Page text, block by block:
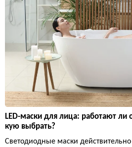
LED-маски для лица: работают ли
кую выбрать?
Светодиодные маски